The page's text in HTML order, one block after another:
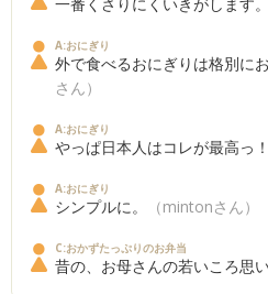
A:おにぎり
外で食べるおにぎりは格別に
さん）
A:おにぎり
やっぱ日本人はコレが最高っ！
A:おにぎり
シンプルに。 （mintonさん）
C:おかずたっぷりのお弁当
昔の、お母さんの若いころ思い